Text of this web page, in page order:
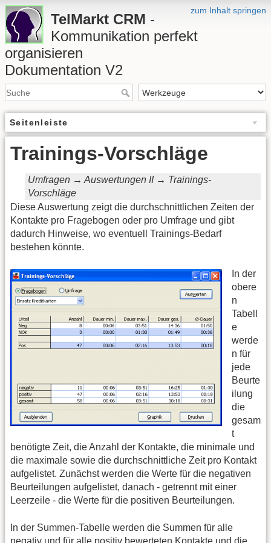
zum Inhalt springen
TelMarkt CRM -
Kommunikation perfekt
organisieren
Dokumentation V2
Seitenleiste
Trainings-Vorschläge
Umfragen → Auswertungen II → Trainings-
Vorschläge
Diese Auswertung zeigt die durchschnittlichen Zeiten der
Kontakte pro Fragebogen oder pro Umfrage und gibt
dadurch Hinweise, wo eventuell Trainings-Bedarf
bestehen könnte.
In der
obere
n
Tabell
e
werde
n für
jede
Beurte
ilung
die
gesam
t
benötigte Zeit, die Anzahl der Kontakte, die minimale und
die maximale sowie die durchschnittliche Zeit pro Kontakt
aufgelistet. Zunächst werden die Werte für die negativen
Beurteilungen aufgelistet, danach - getrennt mit einer
Leerzeile - die Werte für die positiven Beurteilungen.
In der Summen-Tabelle werden die Summen für alle
negativ und für alle positiv bewerteten Kontakte und die